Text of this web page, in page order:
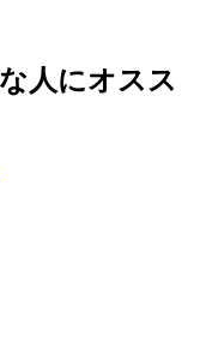
人にオスス